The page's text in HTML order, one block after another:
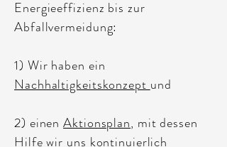
Energieeffizienz bis zur
Abfallvermeidung:
1) Wir haben ein
Nachhaltigkeitskonzept und
2) einenAktionsplan, mit dessen
Hilfe wir uns kontinuierlich